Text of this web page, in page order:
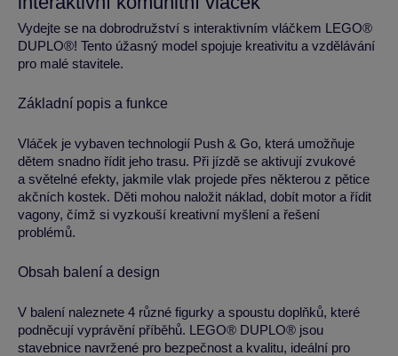
Vydejte se na dobrodružství s interaktivním vláčkem LEGO®
DUPLO®! Tento úžasný model spojuje kreativitu a vzdělávání
pro malé stavitele.
Základní popis a funkce
Vláček je vybaven technologií Push & Go, která umožňuje
dětem snadno řídit jeho trasu. Při jízdě se aktivují zvukové
a světelné efekty, jakmile vlak projede přes některou z pětice
akčních kostek. Děti mohou naložit náklad, dobít motor a řídit
vagony, čímž si vyzkouší kreativní myšlení a řešení
problémů.
Obsah balení a design
V balení naleznete 4 různé figurky a spoustu doplňků, které
podněcují vyprávění příběhů. LEGO® DUPLO® jsou
stavebnice navržené pro bezpečnost a kvalitu, ideální pro